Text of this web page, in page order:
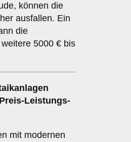
können die
ausfallen. Ein
die
5000 € bis
Leistungs-
mit modernen